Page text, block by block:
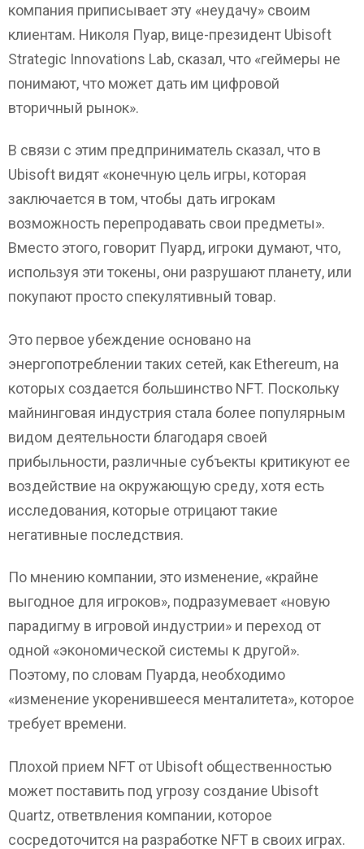
компания приписывает эту «неудачу» своим
клиентам. Николя Пуар, вице-президент Ubisoft
Strategic Innovations Lab, сказал, что «геймеры не
понимают, что может дать им цифровой
вторичный рынок».
В связи с этим предприниматель сказал, что в
Ubisoft видят «конечную цель игры, которая
заключается в том, чтобы дать игрокам
возможность перепродавать свои предметы».
Вместо этого, говорит Пуард, игроки думают, что,
используя эти токены, они разрушают планету, или
покупают просто спекулятивный товар.
Это первое убеждение основано на
энергопотреблении таких сетей, как Ethereum, на
которых создается большинство NFT. Поскольку
майнинговая индустрия стала более популярным
видом деятельности благодаря своей
прибыльности, различные субъекты критикуют ее
воздействие на окружающую среду, хотя есть
исследования, которые отрицают такие
негативные последствия.
По мнению компании, это изменение, «крайне
выгодное для игроков», подразумевает «новую
парадигму в игровой индустрии» и переход от
одной «экономической системы к другой».
Поэтому, по словам Пуарда, необходимо
«изменение укоренившееся менталитета», которое
требует времени.
Плохой прием NFT от Ubisoft общественностью
может поставить под угрозу создание Ubisoft
Quartz, ответвления компании, которое
сосредоточится на разработке NFT в своих играх.